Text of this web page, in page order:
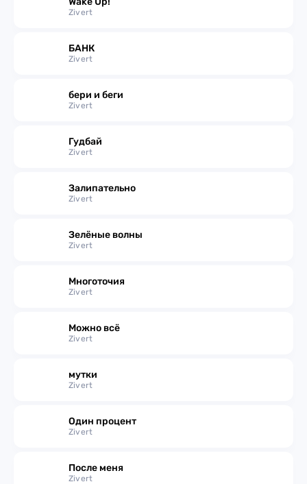
Zivert
БАНК
Zivert
бери и беги
Zivert
Гудбай
Zivert
Залипательно
Zivert
Зелёные волны
Zivert
Многоточия
Zivert
Можно всё
Zivert
мутки
Zivert
Один процент
Zivert
После меня
Zivert